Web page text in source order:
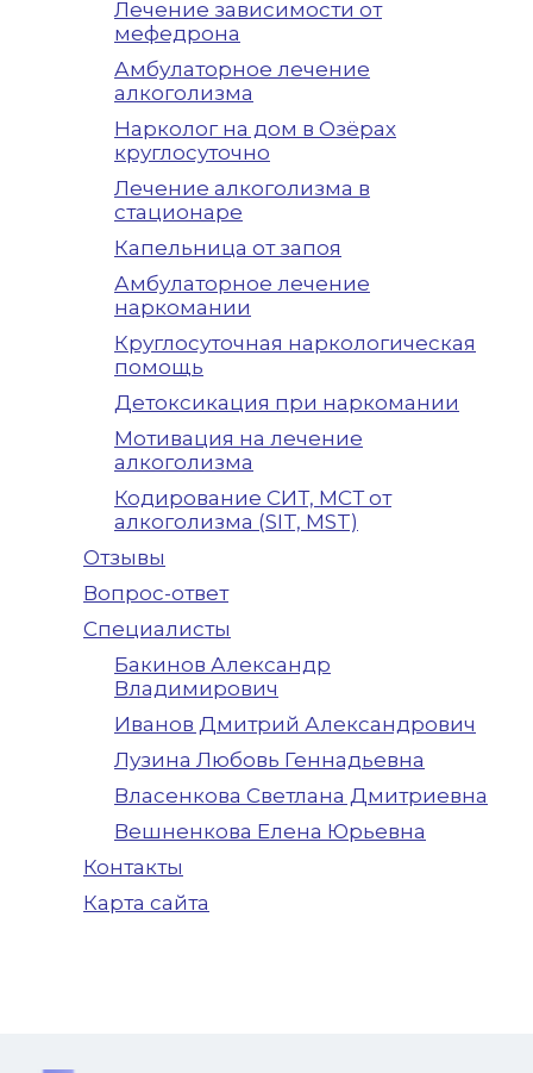
Лечение зависимости от
мефедрона
Амбулаторное лечение
алкоголизма
Нарколог на дом в Озёрах
круглосуточно
Лечение алкоголизма в
стационаре
Капельница от запоя
Амбулаторное лечение
наркомании
Круглосуточная наркологическая
помощь
Детоксикация при наркомании
Мотивация на лечение
алкоголизма
Кодирование СИТ, МСТ от
алкоголизма (SIT, MST)
Отзывы
Вопрос-ответ
Cпециалисты
Бакинов Александр
Владимирович
Иванов Дмитрий Александрович
Лузина Любовь Геннадьевна
Власенкова Светлана Дмитриевна
Вешненкова Елена Юрьевна
Контакты
Карта сайта